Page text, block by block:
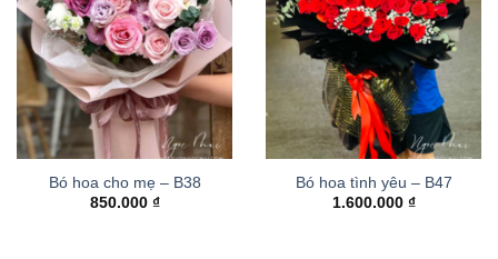
Bó hoa cho mẹ – B38
850.000 ₫
Bó hoa tình yêu – B47
1.600.000 ₫